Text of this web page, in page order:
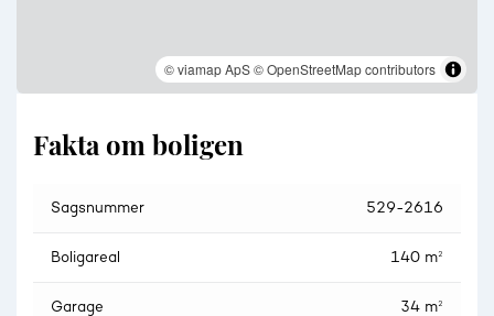
© viamap ApS© OpenStreetMap contributors
Fakta om boligen
Sagsnummer 529-2616
Boligareal 140 m²
Garage 34 m²